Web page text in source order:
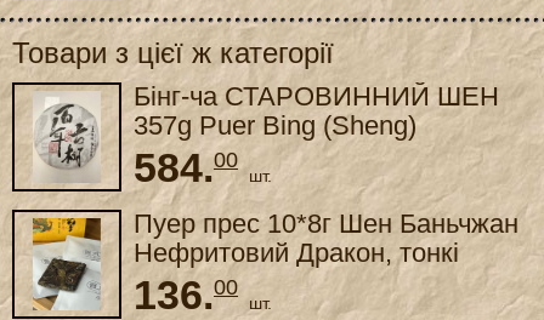
Товари з цієї ж категорії
Бінг-ча СТАРОВИННИЙ ШЕН
357g Puer Bing (Sheng)
584.00
шт.
Пуер прес 10*8г Шен Баньчжан
Нефритовий Дракон, тонкі
слайси
136.00
шт.